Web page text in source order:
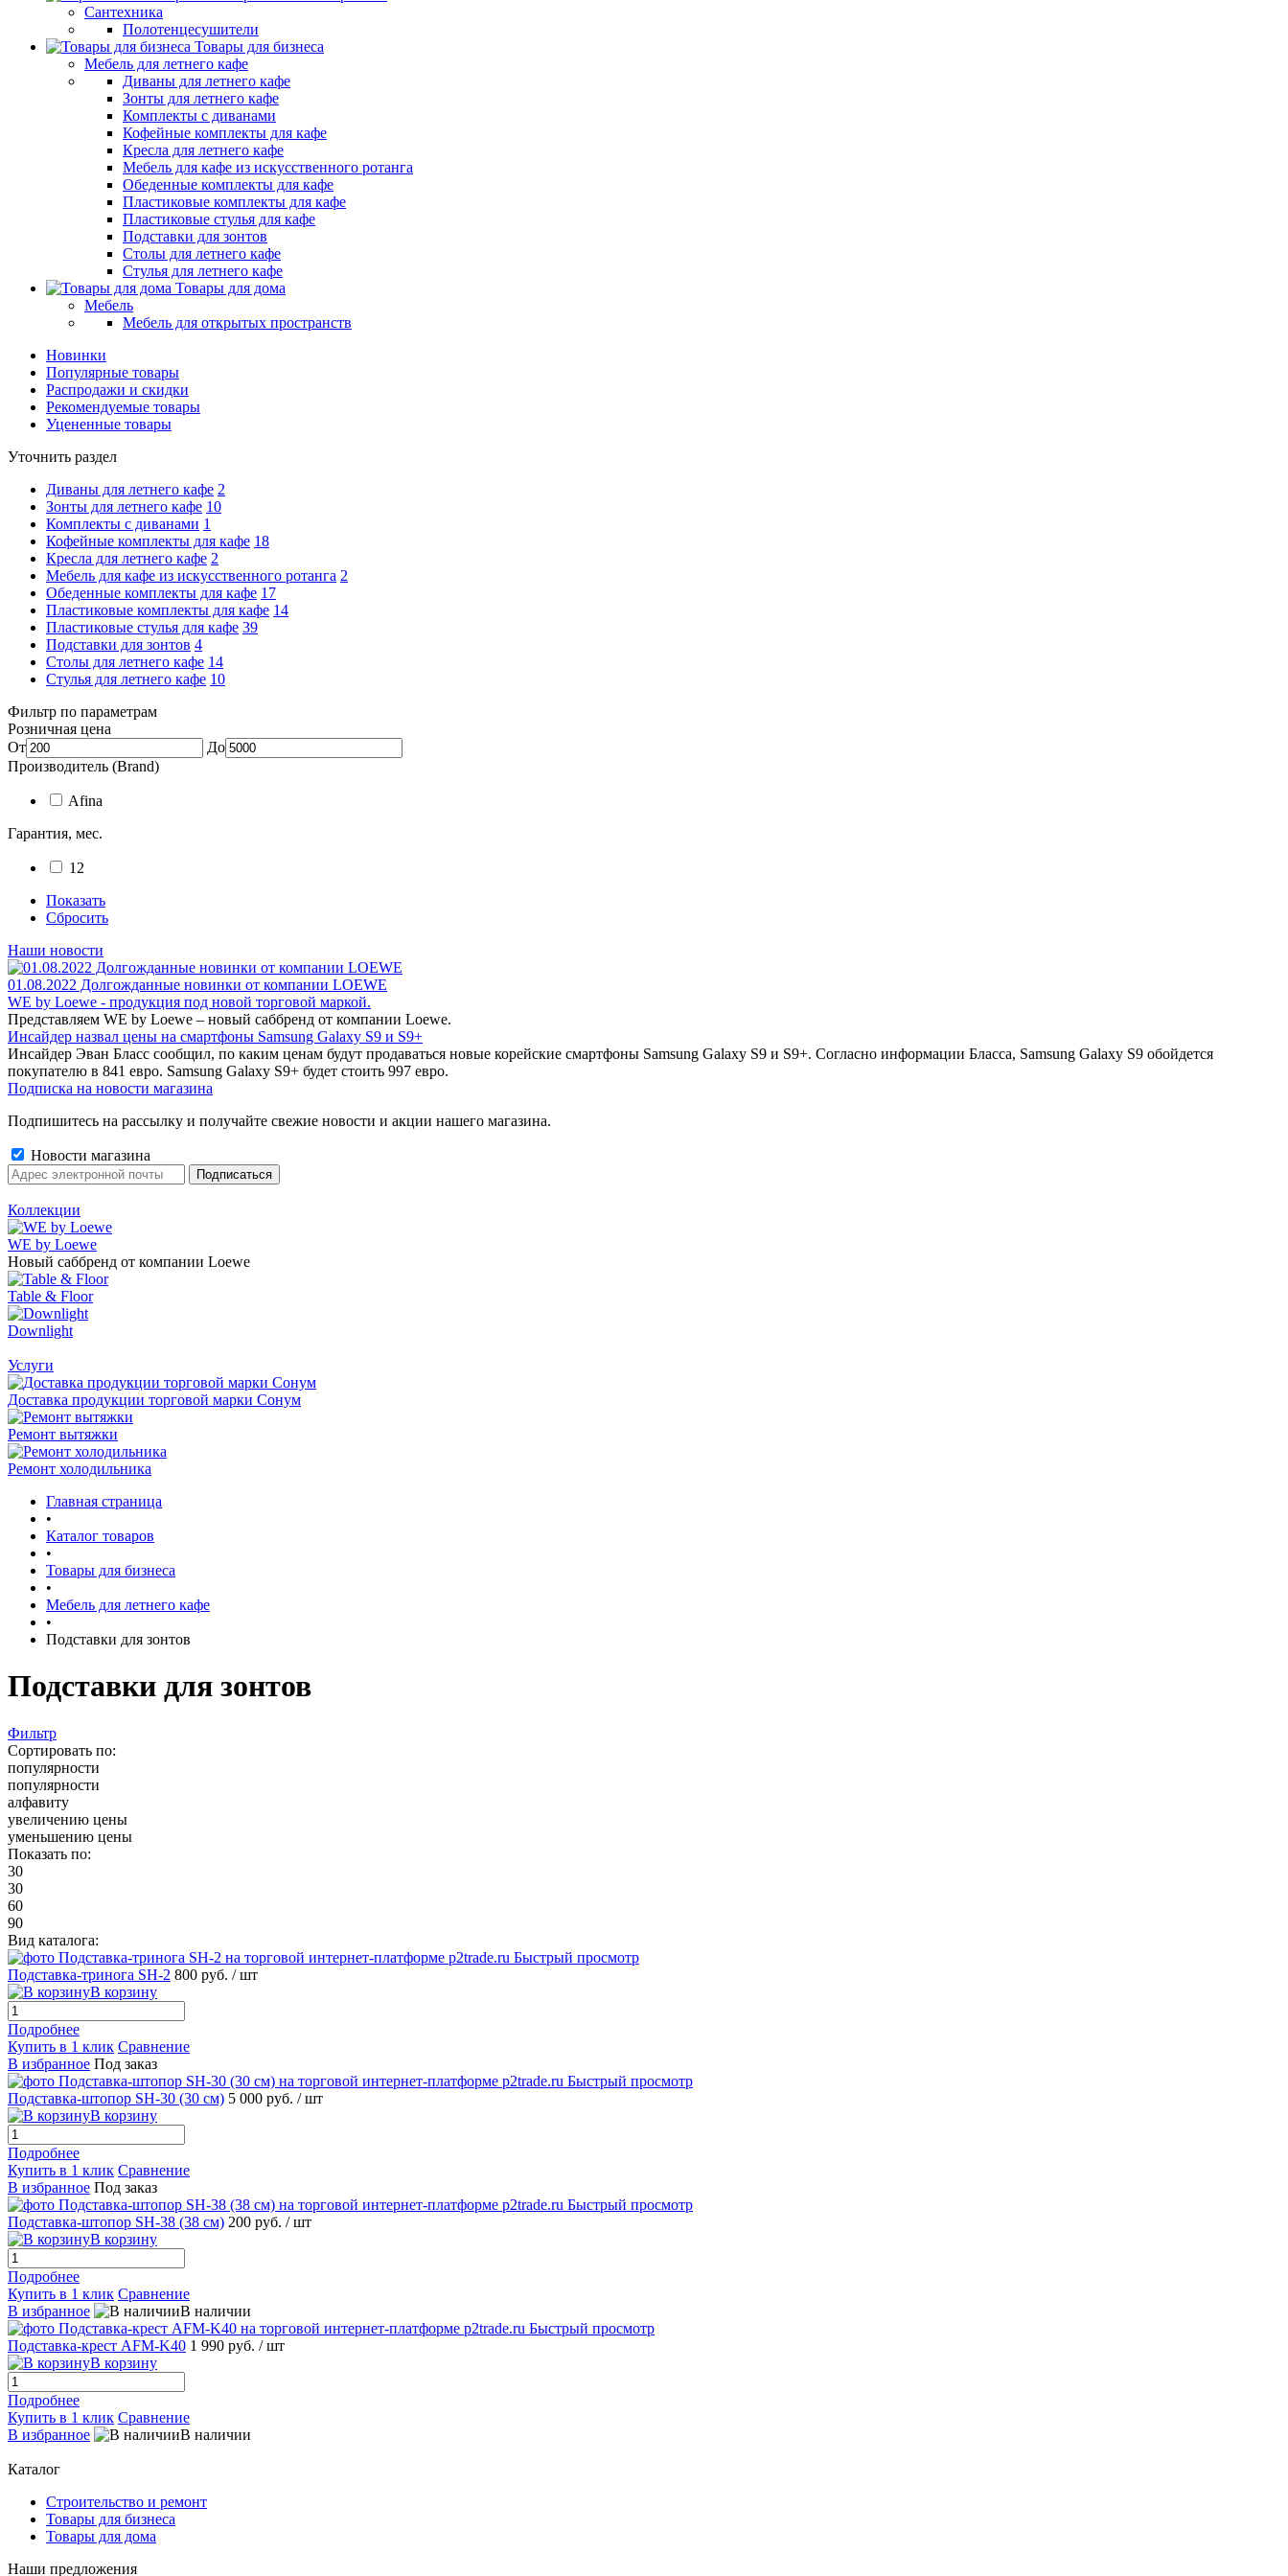
Сантехника
Полотенцесушители
Товары для бизнеса
Мебель для летнего кафе
Диваны для летнего кафе
Зонты для летнего кафе
Комплекты с диванами
Кофейные комплекты для кафе
Кресла для летнего кафе
Мебель для кафе из искусственного ротанга
Обеденные комплекты для кафе
Пластиковые комплекты для кафе
Пластиковые стулья для кафе
Подставки для зонтов
Столы для летнего кафе
Стулья для летнего кафе
Товары для дома
Мебель
Мебель для открытых пространств
Новинки
Популярные товары
Распродажи и скидки
Рекомендуемые товары
Уцененные товары
Уточнить раздел
Диваны для летнего кафе 2
Зонты для летнего кафе 10
Комплекты с диванами 1
Кофейные комплекты для кафе 18
Кресла для летнего кафе 2
Мебель для кафе из искусственного ротанга 2
Обеденные комплекты для кафе 17
Пластиковые комплекты для кафе 14
Пластиковые стулья для кафе 39
Подставки для зонтов 4
Столы для летнего кафе 14
Стулья для летнего кафе 10
Фильтр по параметрам
Розничная цена
От
До
Производитель (Brand)
Afina
Гарантия, мес.
12
Показать
Сбросить
Наши новости
01.08.2022 Долгожданные новинки от компании LOEWE
WE by Loewe - продукция под новой торговой маркой.
Представляем WE by Loewe – новый саббренд от компании Loewe.
Инсайдер назвал цены на смартфоны Samsung Galaxy S9 и S9+
Инсайдер Эван Бласс сообщил, по каким ценам будут продаваться новые корейские смартфоны Samsung Galaxy S9 и S9+. Согласно информации Бласса, Samsung Galaxy S9 обойдется
покупателю в 841 евро. Samsung Galaxy S9+ будет стоить 997 евро.
Подписка на новости магазина
Подпишитесь на рассылку и получайте свежие новости и акции нашего магазина.
Новости магазина
Коллекции
WE by Loewe
Новый саббренд от компании Loewe
Table & Floor
Downlight
Услуги
Доставка продукции торговой марки Сонум
Ремонт вытяжки
Ремонт холодильника
Главная страница
•
Каталог товаров
•
Товары для бизнеса
•
Мебель для летнего кафе
•
Подставки для зонтов
Подставки для зонтов
Фильтр
Сортировать по:
популярности
популярности
алфавиту
увеличению цены
уменьшению цены
Показать по:
30
30
60
90
Вид каталога:
Быстрый просмотр
Подставка-тринога SH-2 800 руб. / шт
В корзину
Подробнее
Купить в 1 клик Сравнение
В избранное Под заказ
Быстрый просмотр
Подставка-штопор SH-30 (30 см) 5 000 руб. / шт
В корзину
Подробнее
Купить в 1 клик Сравнение
В избранное Под заказ
Быстрый просмотр
Подставка-штопор SH-38 (38 см) 200 руб. / шт
В корзину
Подробнее
Купить в 1 клик Сравнение
В избранное
В наличии
Быстрый просмотр
Подставка-крест AFM-K40 1 990 руб. / шт
В корзину
Подробнее
Купить в 1 клик Сравнение
В избранное
В наличии
Каталог
Строительство и ремонт
Товары для бизнеса
Товары для дома
Наши предложения